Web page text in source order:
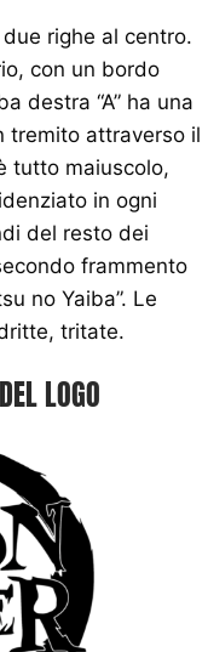
righe al centro.
con un bordo
destra “A” ha una
tremito attraverso il
tutto maiuscolo,
in ogni
del resto dei
frammento
no Yaiba”. Le
tritate.
LOGO